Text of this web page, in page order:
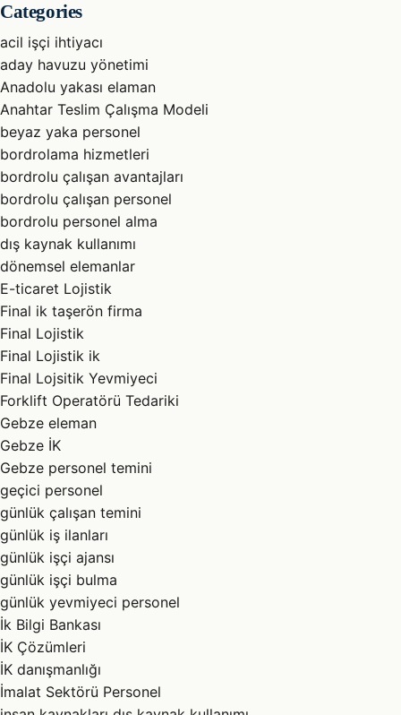
Categories
acil işçi ihtiyacı
aday havuzu yönetimi
Anadolu yakası elaman
Anahtar Teslim Çalışma Modeli
beyaz yaka personel
bordrolama hizmetleri
bordrolu çalışan avantajları
bordrolu çalışan personel
bordrolu personel alma
dış kaynak kullanımı
dönemsel elemanlar
E-ticaret Lojistik
Final ik taşerön firma
Final Lojistik
Final Lojistik ik
Final Lojsitik Yevmiyeci
Forklift Operatörü Tedariki
Gebze eleman
Gebze İK
Gebze personel temini
geçici personel
günlük çalışan temini
günlük iş ilanları
günlük işçi ajansı
günlük işçi bulma
günlük yevmiyeci personel
İk Bilgi Bankası
İK Çözümleri
İK danışmanlığı
İmalat Sektörü Personel